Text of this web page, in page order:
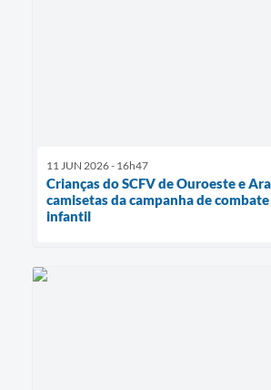
11 JUN 2026 - 16h47
Crianças do SCFV de Ouroeste e
camisetas da campanha de
infantil